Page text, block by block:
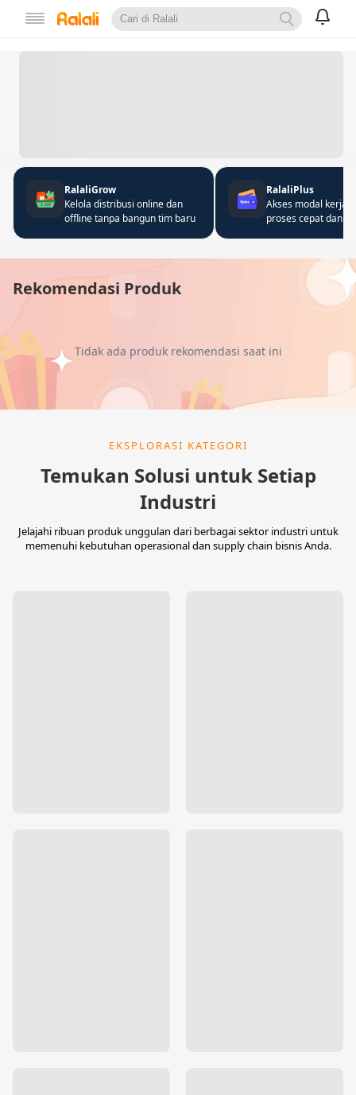
RalaliGrow
Kelola distribusi online dan
offline tanpa bangun tim baru
RalaliPlus
Akses modal kerja
proses cepat dan
Rekomendasi Produk
Tidak ada produk rekomendasi saat ini
EKSPLORASI KATEGORI
Temukan Solusi untuk Setiap
Industri
Jelajahi ribuan produk unggulan dari berbagai sektor industri untuk
memenuhi kebutuhan operasional dan supply chain bisnis Anda.